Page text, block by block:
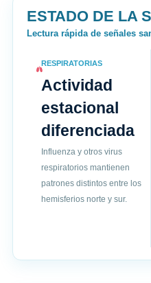
ESTADO DE LA
Lectura rápida de señales
RESPIRATORIAS
Actividad
estacional
diferenciada
Influenza y otros virus
respiratorios mantienen
patrones distintos entre los
hemisferios norte y sur.